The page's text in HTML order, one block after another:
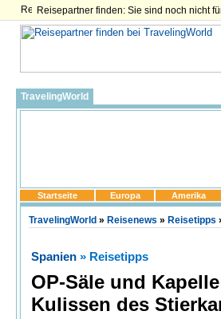
Reisepartner finden: Sie sind noch nicht
TravelingWorld
Startseite Europa Amerika
TravelingWorld » Reisenews » Reisetipps
Spanien » Reisetipps
OP-Säle und
Kulissen des